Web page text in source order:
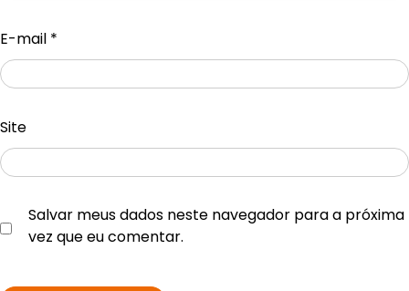
E-mail *
Site
Salvar meus dados neste navegador para a próxima
vez que eu comentar.